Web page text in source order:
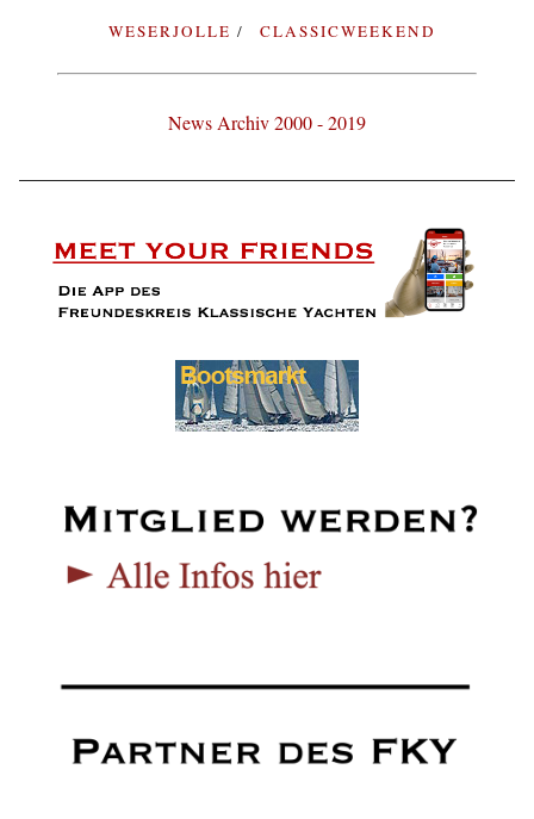
WESERJOLLE
CLASSICWEEKEND
News Archiv 2000 - 2019